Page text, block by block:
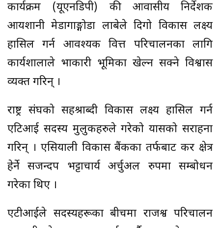
कार्यक्रम (यूएनडिपी) की आवासीय निर्देशक
आयशानी मेडागाङ्गोडा लाबेले दिगो विकास लक्ष्य
हासिल गर्न आवश्यक वित्त परिचालनका लागि
कार्यशालाले प्रभाकारी भूमिका खेल्न सक्ने विश्वास
व्यक्त गरिन् ।
राष्ट्र संघको सहश्राब्दी विकास लक्ष्य हासिल गर्न
एटिआई सदस्य मुलुकहरुले गरेको प्रयासको सराहना
गरिन् । एसियाली विकास बैंकका तर्फबाट कर क्षेत्र
हेर्ने सजन्दप भट्टाचार्य अर्चुअल रुपमा सम्बोधन
गरेका थिए ।
एटीआईले सदस्यहरूका बीचमा राजश्व परिचालन